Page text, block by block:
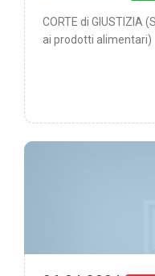
CORTE di GIUSTIZIA
ai prodotti alimentari)